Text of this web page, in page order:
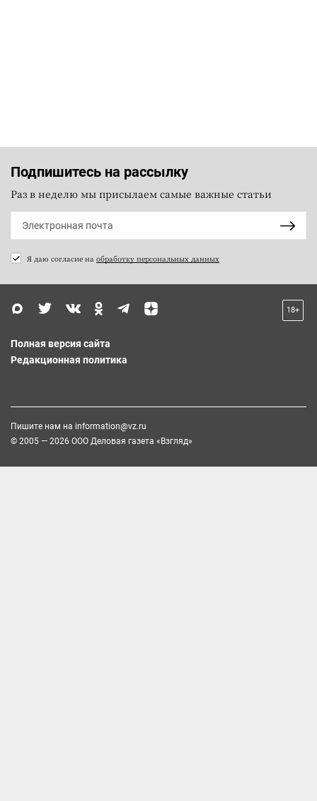
Подпишитесь на рассылку
Раз в неделю мы присылаем самые важные статьи
Я даю согласие на обработку персональных данных
18+
Полная версия сайта
Редакционная политика
Пишите нам на information@vz.ru
© 2005 — 2026 ООО Деловая газета «Взгляд»